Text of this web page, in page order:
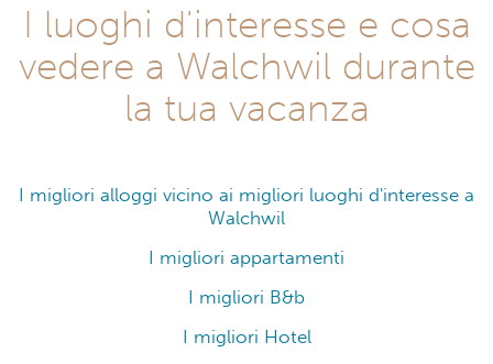
I luoghi d'interesse e cosa
vedere a Walchwil durante
la tua vacanza
I migliori alloggi vicino ai migliori luoghi d'interesse a
Walchwil
I migliori appartamenti
I migliori B&b
I migliori Hotel